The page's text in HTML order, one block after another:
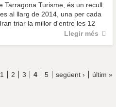
Tarragona Turisme, és un recull
al llarg de 2014, una per cada
triar la millor d'entre les 12
Llegir més
1 2 3 4 5 següent › últim »